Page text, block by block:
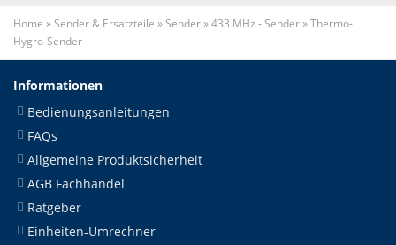
Home »Sender & Ersatzteile »Sender»433 MHz - Sender»Thermo-
Hygro-Sender
Informationen
Bedienungsanleitungen
FAQs
Allgemeine Produktsicherheit
AGB Fachhandel
Ratgeber
Einheiten-Umrechner